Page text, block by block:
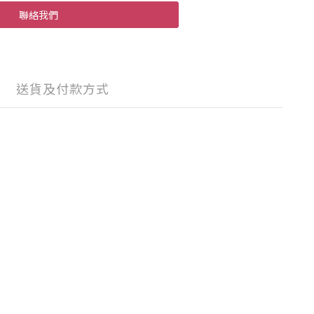
聯絡我們
送貨及付款方式